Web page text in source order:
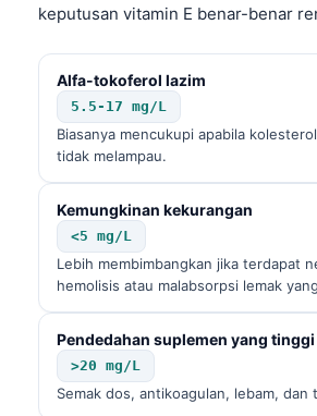
keputusan vitamin E benar-benar
Alfa-tokoferol lazim
5.5-17 mg/L
Biasanya mencukupi apabila
tidak melampau.
Kemungkinan kekurangan
<5 mg/L
Lebih membimbangkan jika terdapat
hemolisis atau malabsorpsi lemak
Pendedahan suplemen yang tinggi
>20 mg/L
Semak dos, antikoagulan, lebam, dan
Magyar
Shqip
বাংলা
اردو
मराठी
తెలుగు
ગુજરાતી
ಕನ್ನಡ